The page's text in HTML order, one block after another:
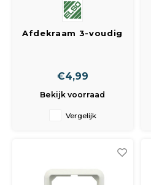
Afdekraam 3-voudig
€4,99
Bekijk voorraad
Vergelijk